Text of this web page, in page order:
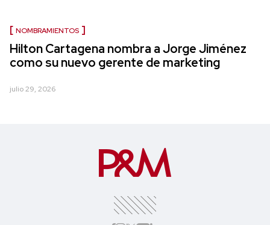
NOMBRAMIENTOS
Hilton Cartagena nombra a Jorge Jiménez
como su nuevo gerente de marketing
julio 29, 2026